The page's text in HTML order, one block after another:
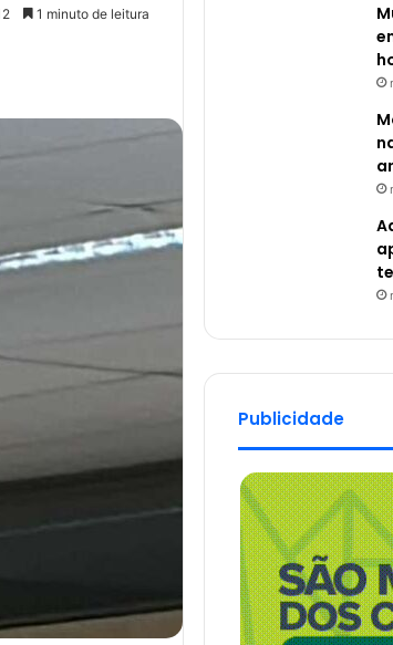
1 minuto de leitura
Publicidade